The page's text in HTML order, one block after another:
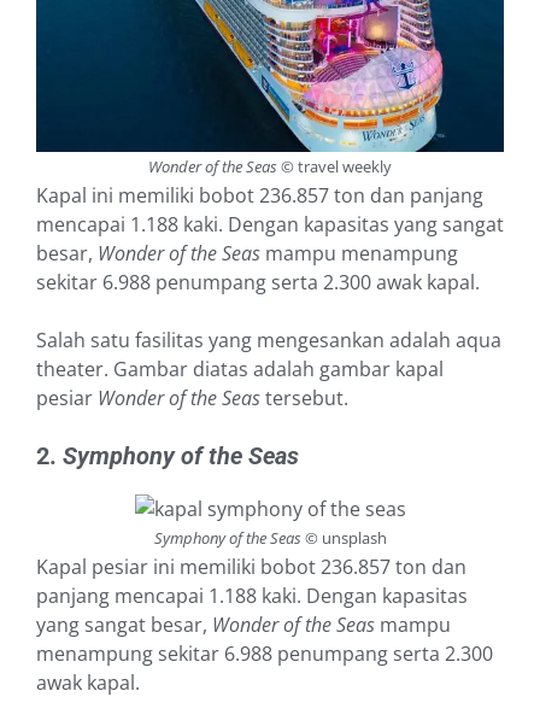
Wonder of the Seas© travel weekly
Kapal ini memiliki bobot 236.857 ton dan panjang
mencapai 1.188 kaki. Dengan kapasitas yang sangat
besar, Wonder of the Seas mampu menampung
sekitar 6.988 penumpang serta 2.300 awak kapal.
Salah satu fasilitas yang mengesankan adalah aqua
theater. Gambar diatas adalah gambar kapal
pesiar Wonder of the Seastersebut.
2. Symphony of the Seas
Symphony of the Seas© unsplash
Kapal pesiar ini memiliki bobot 236.857 ton dan
panjang mencapai 1.188 kaki. Dengan kapasitas
yang sangat besar, Wonder of the Seas mampu
menampung sekitar 6.988 penumpang serta 2.300
awak kapal.